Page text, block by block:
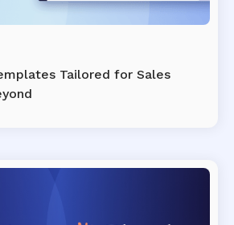
Tailored for Sales